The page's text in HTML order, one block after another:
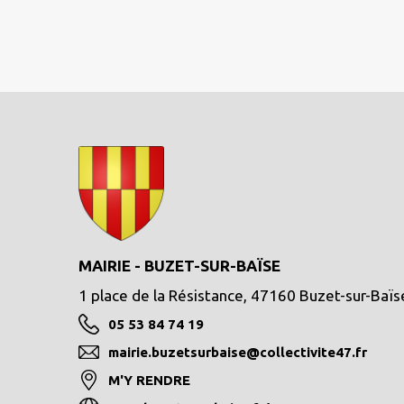
MAIRIE - BUZET-SUR-BAÏSE
1 place de la Résistance, 47160 Buzet-sur-
05 53 84 74 19
mairie.buzetsurbaise@collectivite47.fr
M'Y RENDRE